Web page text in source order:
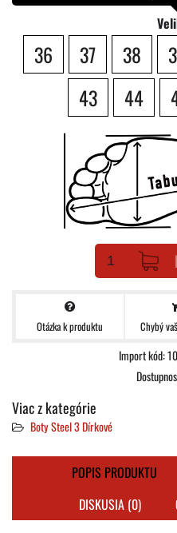
36 37 38
43
44
Otázka k produktu Chybý
Import kód:
Viac z kategórie
Boty Steel 3 Dírkové
POPIS PRODUKTU
DISKUSIA (0)